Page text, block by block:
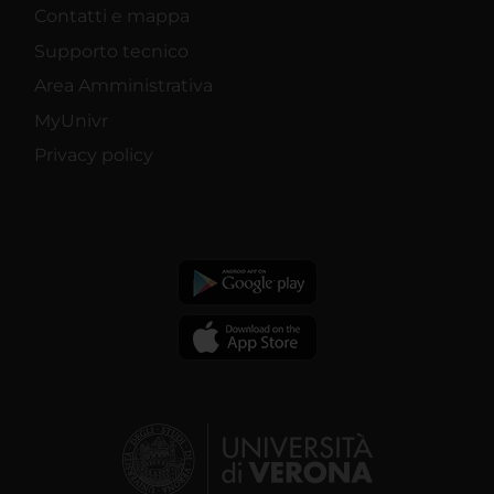
Contatti e mappa
Supporto tecnico
Area Amministrativa
MyUnivr
Privacy policy